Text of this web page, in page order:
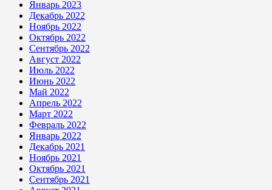
Январь 2023
Декабрь 2022
Ноябрь 2022
Октябрь 2022
Сентябрь 2022
Август 2022
Июль 2022
Июнь 2022
Май 2022
Апрель 2022
Март 2022
Февраль 2022
Январь 2022
Декабрь 2021
Ноябрь 2021
Октябрь 2021
Сентябрь 2021